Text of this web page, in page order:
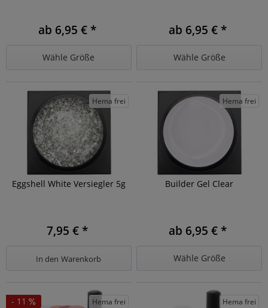
ab 6,95 € *
Wähle Größe
ab 6,95 € *
Wähle Größe
Hema frei
Eggshell White Versiegler 5g
7,95 € *
In den Warenkorb
Hema frei
Builder Gel Clear
ab 6,95 € *
Wähle Größe
- 11 Hema frei Hema frei